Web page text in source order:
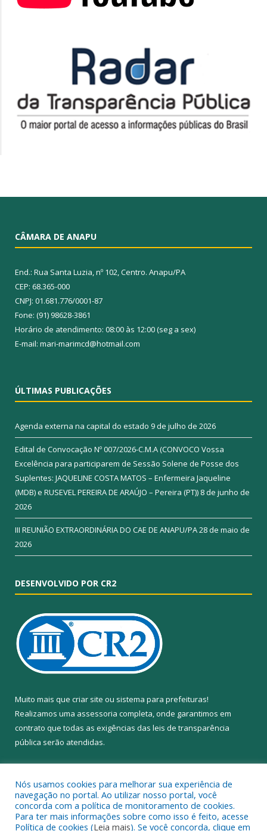
CÂMARA DE ANAPU
End.: Rua Santa Luzia, nº 102, Centro. Anapu/PA
CEP: 68.365-000
CNPJ: 01.681.776/0001-87
Fone: (91) 98628-3861
Horário de atendimento: 08:00 às 12:00 (seg a sex)
E-mail: mari-marimcd@hotmail.com
ÚLTIMAS PUBLICAÇÕES
Agenda externa na capital do estado 9 de julho de 2026
Edital de Convocação Nº 007/2026-C.M.A (CONVOCO Vossa
Excelência para participarem de Sessão Solene de Posse dos
Suplentes: JAQUELINE COSTA MATOS – Enfermeira Jaqueline
(MDB) e RUSEVEL PEREIRA DE ARAÚJO – Pereira (PT)) 8 de junho de
2026
III REUNIÃO EXTRAORDINÁRIA DO CAE DE ANAPU/PA28 de maio de
2026
DESENVOLVIDO POR CR2
Muito mais que criar site ou sistema para prefeituras!
Realizamos uma assessoria completa, onde garantimos em
contrato que todas as exigências das leis de transparência
pública serão atendidas.
Nós usamos cookies para melhorar sua experiência de
navegação no portal. Ao utilizar nosso portal, você
concorda com a política de monitoramento de cookies.
Para ter mais informações sobre como isso é feito, acesse
Política de cookies (Leia mais). Se você concorda, clique em